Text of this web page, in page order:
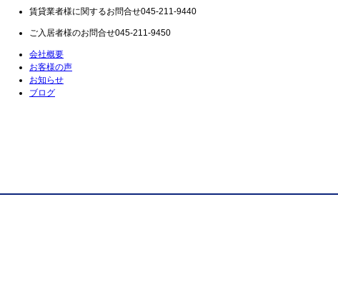
賃貸業者様に関するお問合せ045-211-9440
ご入居者様のお問合せ045-211-9450
会社概要
お客様の声
お知らせ
ブログ